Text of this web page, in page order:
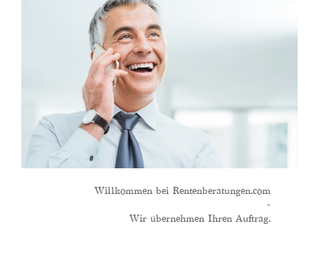
Willkommen bei Rentenberatungen.com
-
Wir übernehmen Ihren Auftrag.